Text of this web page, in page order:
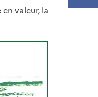
valeur, la